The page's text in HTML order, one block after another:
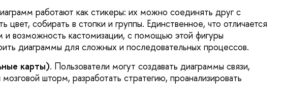
работают как стикеры: их можно соединять друг с
цвет, собирать в стопки и группы. Единственное, что отличается
возможность кастомизации, с помощью этой фигуры
диаграммы для сложных и последовательных процессов.
карты). Пользователи могут создавать диаграммы связи,
шторм, разработать стратегию, проанализировать